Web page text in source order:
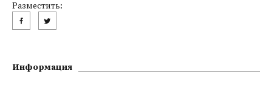
Разместить:
Информация